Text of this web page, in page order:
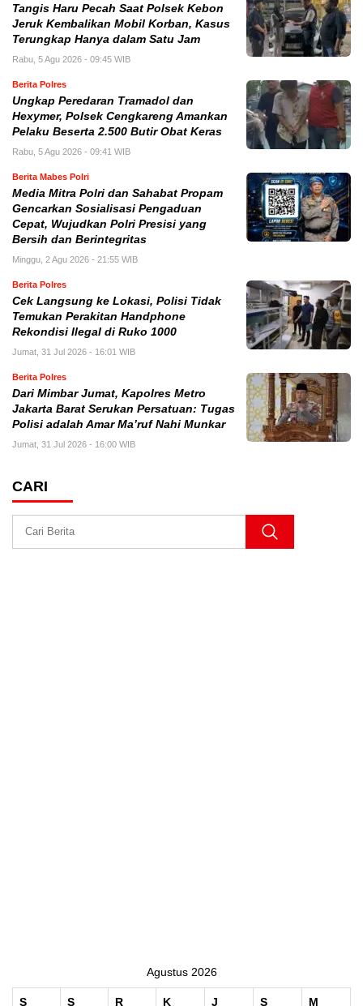
Tangis Haru Pecah Saat Polsek Kebon
Jeruk Kembalikan Mobil Korban, Kasus
Terungkap Hanya dalam Satu Jam
Rabu, 5 Agu 2026 - 09:45 WIB
Berita Polres
Ungkap Peredaran Tramadol dan
Hexymer, Polsek Cengkareng Amankan
Pelaku Beserta 2.500 Butir Obat Keras
Rabu, 5 Agu 2026 - 09:41 WIB
Berita Mabes Polri
Media Mitra Polri dan Sahabat Propam
Gencarkan Sosialisasi Pengaduan
Cepat, Wujudkan Polri Presisi yang
Bersih dan Berintegritas
Minggu, 2 Agu 2026 - 21:55 WIB
Berita Polres
Cek Langsung ke Lokasi, Polisi Tidak
Temukan Perakitan Handphone
Rekondisi Ilegal di Ruko 1000
Jumat, 31 Jul 2026 - 16:01 WIB
Berita Polres
Dari Mimbar Jumat, Kapolres Metro
Jakarta Barat Serukan Persatuan: Tugas
Polisi adalah Amar Ma’ruf Nahi Munkar
Jumat, 31 Jul 2026 - 16:00 WIB
CARI
Agustus 2026
S S R K J S M